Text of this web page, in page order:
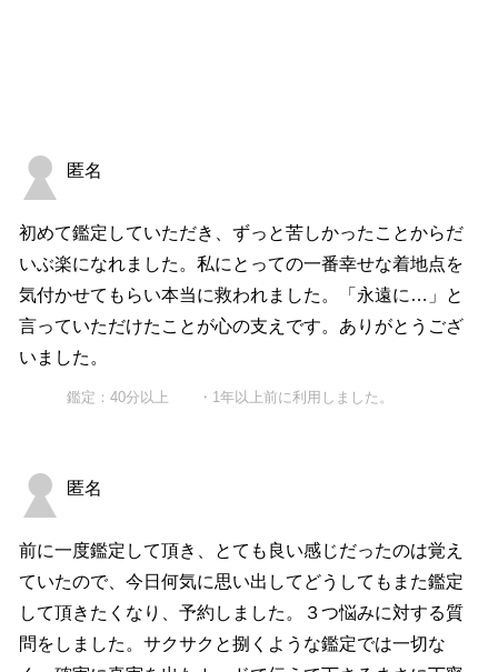
匿名
初めて鑑定していただき、ずっと苦しかったことからだ
いぶ楽になれました。私にとっての一番幸せな着地点を
気付かせてもらい本当に救われました。「永遠に…」と
言っていただけたことが心の支えです。ありがとうござ
いました。
鑑定：40分以上 ・1年以上前に利用しました。
匿名
前に一度鑑定して頂き、とても良い感じだったのは覚え
ていたので、今日何気に思い出してどうしてもまた鑑定
して頂きたくなり、予約しました。３つ悩みに対する質
問をしました。サクサクと捌くような鑑定では一切な